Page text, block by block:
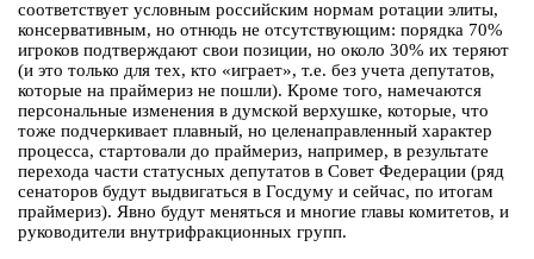
соответствует условным российским нормам ротации элиты,
консервативным, но отнюдь не отсутствующим: порядка 70%
игроков подтверждают свои позиции, но около 30% их теряют
(и это только для тех, кто «играет», т.е. без учета депутатов,
которые на праймериз не пошли). Кроме того, намечаются
персональные изменения в думской верхушке, которые, что
тоже подчеркивает плавный, но целенаправленный характер
процесса, стартовали до праймериз, например, в результате
перехода части статусных депутатов в Совет Федерации (ряд
сенаторов будут выдвигаться в Госдуму и сейчас, по итогам
праймериз). Явно будут меняться и многие главы комитетов, и
руководители внутрифракционных групп.